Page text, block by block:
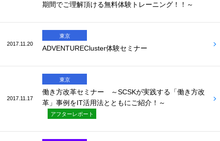
期間でご理解頂ける無料体験トレーニング！！～
2017.11.20
東京
ADVENTURECluster体験セミナー
2017.11.17
東京
働き方改革セミナー ～SCSKが実践する「働き方改
革」事例をIT活用法とともにご紹介！～
アフターレポート